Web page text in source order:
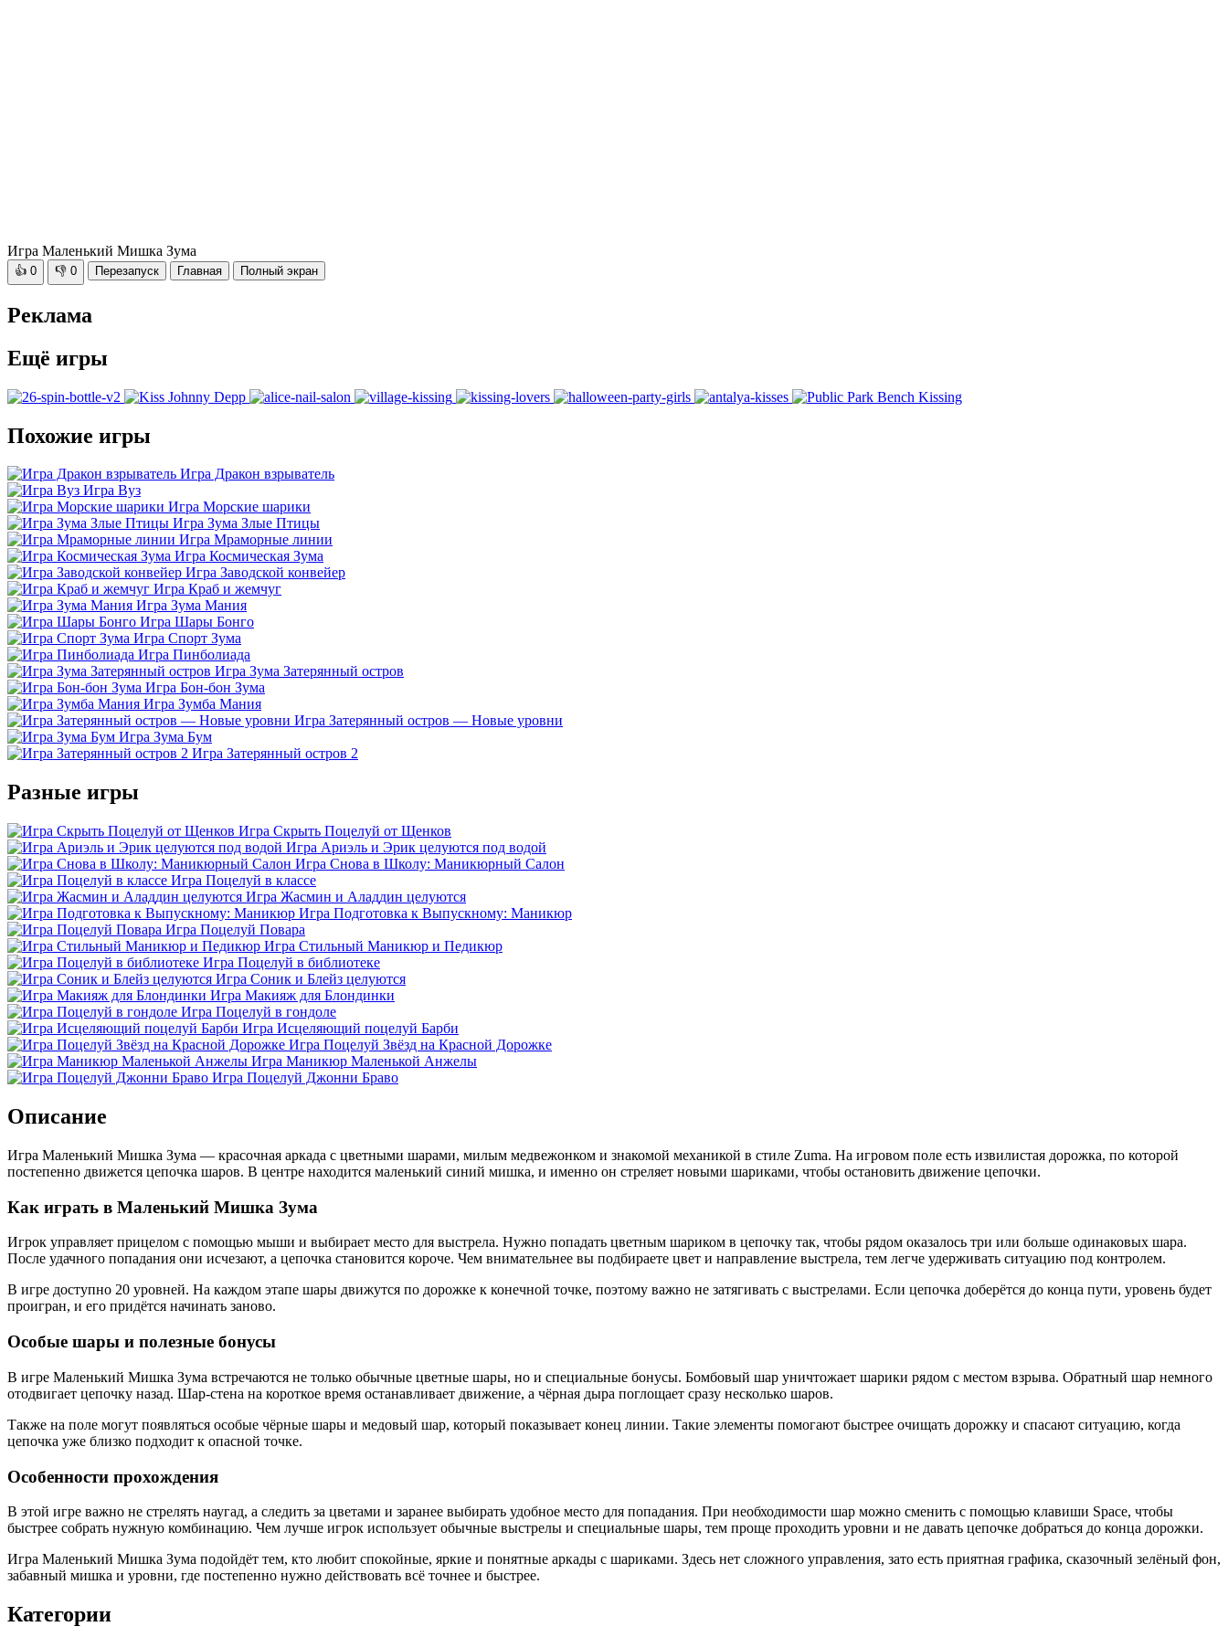
Игра Маленький Мишка Зума
👍 0 👎 0 Перезапуск Главная Полный экран
Реклама
Ещё игры
Похожие игры
Игра Дракон взрыватель
Игра Вуз
Игра Морские шарики
Игра Зума Злые Птицы
Игра Мраморные линии
Игра Космическая Зума
Игра Заводской конвейер
Игра Краб и жемчуг
Игра Зума Мания
Игра Шары Бонго
Игра Спорт Зума
Игра Пинболиада
Игра Зума Затерянный остров
Игра Бон-бон Зума
Игра Зумба Мания
Игра Затерянный остров — Новые уровни
Игра Зума Бум
Игра Затерянный остров 2
Разные игры
Игра Скрыть Поцелуй от Щенков
Игра Ариэль и Эрик целуются под водой
Игра Снова в Школу: Маникюрный Салон
Игра Поцелуй в классе
Игра Жасмин и Аладдин целуются
Игра Подготовка к Выпускному: Маникюр
Игра Поцелуй Повара
Игра Стильный Маникюр и Педикюр
Игра Поцелуй в библиотеке
Игра Соник и Блейз целуются
Игра Макияж для Блондинки
Игра Поцелуй в гондоле
Игра Исцеляющий поцелуй Барби
Игра Поцелуй Звёзд на Красной Дорожке
Игра Маникюр Маленькой Анжелы
Игра Поцелуй Джонни Браво
Описание
Игра Маленький Мишка Зума — красочная аркада с цветными шарами, милым медвежонком и знакомой механикой в стиле Zuma. На игровом поле есть извилистая дорожка, по которой
постепенно движется цепочка шаров. В центре находится маленький синий мишка, и именно он стреляет новыми шариками, чтобы остановить движение цепочки.
Как играть в Маленький Мишка Зума
Игрок управляет прицелом с помощью мыши и выбирает место для выстрела. Нужно попадать цветным шариком в цепочку так, чтобы рядом оказалось три или больше одинаковых шара.
После удачного попадания они исчезают, а цепочка становится короче. Чем внимательнее вы подбираете цвет и направление выстрела, тем легче удерживать ситуацию под контролем.
В игре доступно 20 уровней. На каждом этапе шары движутся по дорожке к конечной точке, поэтому важно не затягивать с выстрелами. Если цепочка доберётся до конца пути, уровень будет
проигран, и его придётся начинать заново.
Особые шары и полезные бонусы
В игре Маленький Мишка Зума встречаются не только обычные цветные шары, но и специальные бонусы. Бомбовый шар уничтожает шарики рядом с местом взрыва. Обратный шар немного
отодвигает цепочку назад. Шар-стена на короткое время останавливает движение, а чёрная дыра поглощает сразу несколько шаров.
Также на поле могут появляться особые чёрные шары и медовый шар, который показывает конец линии. Такие элементы помогают быстрее очищать дорожку и спасают ситуацию, когда
цепочка уже близко подходит к опасной точке.
Особенности прохождения
В этой игре важно не стрелять наугад, а следить за цветами и заранее выбирать удобное место для попадания. При необходимости шар можно сменить с помощью клавиши Space, чтобы
быстрее собрать нужную комбинацию. Чем лучше игрок использует обычные выстрелы и специальные шары, тем проще проходить уровни и не давать цепочке добраться до конца дорожки.
Игра Маленький Мишка Зума подойдёт тем, кто любит спокойные, яркие и понятные аркады с шариками. Здесь нет сложного управления, зато есть приятная графика, сказочный зелёный фон,
забавный мишка и уровни, где постепенно нужно действовать всё точнее и быстрее.
Категории